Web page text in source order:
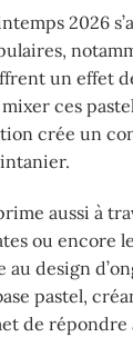
2026
un effet
ces
crée un
aussi à
ou encore
design
pastel,
de répondre